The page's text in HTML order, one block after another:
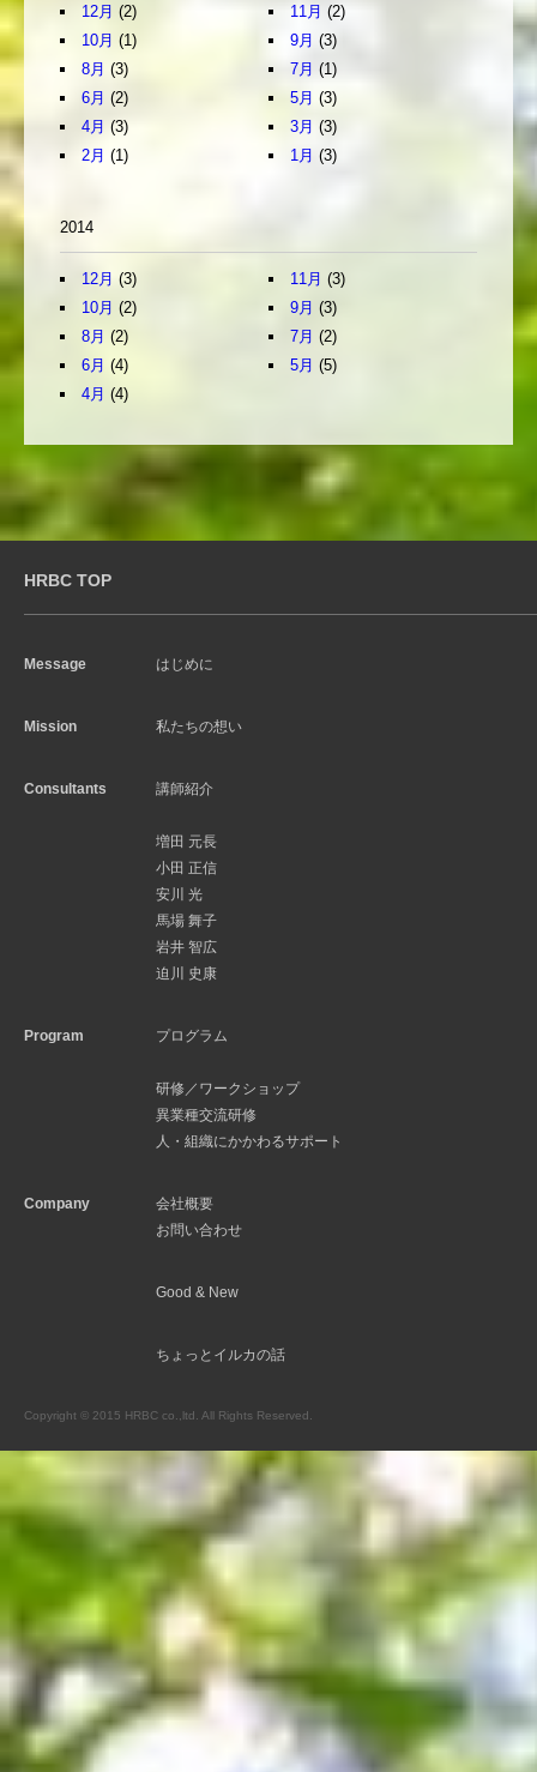
12月 (2) 11月 (2)
10月 (1) 9月 (3)
8月 (3) 7月 (1)
6月 (2) 5月 (3)
4月 (3) 3月 (3)
2月 (1) 1月 (3)
2014
12月 (3) 11月 (3)
10月 (2) 9月 (3)
8月 (2) 7月 (2)
6月 (4) 5月 (5)
4月 (4)
HRBC TOP
Message はじめに
Mission 私たちの想い
Consultants 講師紹介
増田 元長
小田 正信
安川 光
馬場 舞子
岩井 智広
迫川 史康
Program プログラム
研修／ワークショップ
異業種交流研修
人・組織にかかわるサポート
Company
会社概要
お問い合わせ
Good & New
ちょっとイルカの話
Copyright © 2015 HRBC co.,ltd. All Rights Reserved.